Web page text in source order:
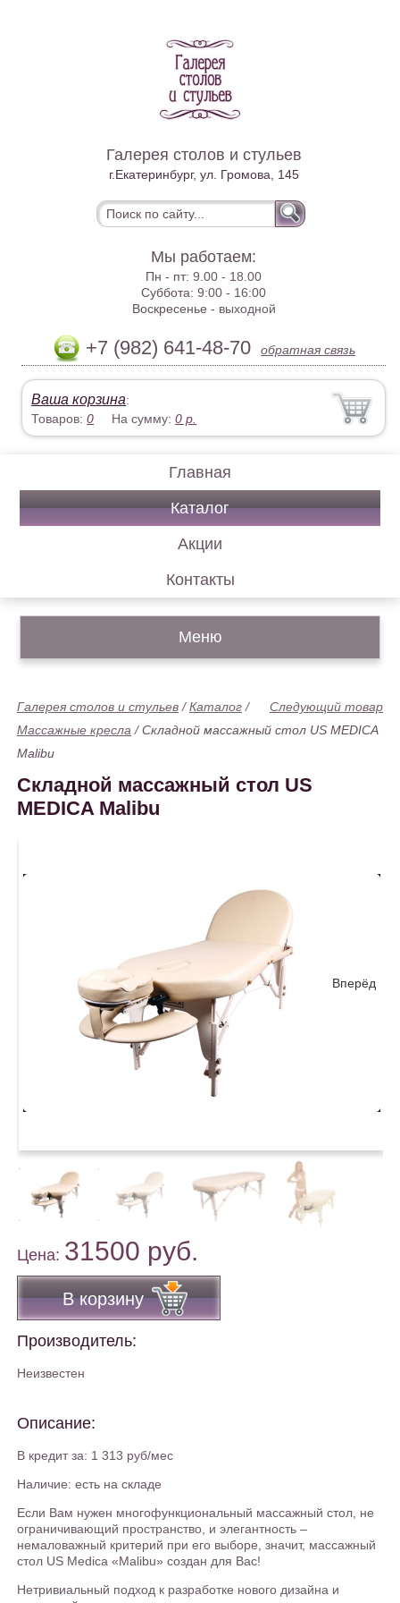
Галерея столов и стульев
г.Екатеринбург, ул. Громова, 145
Мы работаем:
Пн - пт:9.00 - 18.00
Суббота:9:00 - 16:00
Воскресенье - выходной
+7 (982) 641-48-70 обратная связь
Ваша корзина:
Товаров:0 На сумму:0 р.
Главная
Каталог
Акции
Контакты
Меню
Следующий товар
Галерея столов и стульев /Каталог /
Массажные кресла /Складной массажный стол US MEDICA
Malibu
Складной массажный стол US
MEDICA Malibu
Вперёд
Цена: 31500 руб.
В корзину
Производитель:
Неизвестен
Описание:
В кредит за: 1 313 руб/мес
Наличие: есть на складе
Если Вам нужен многофункциональный массажный стол, не
ограничивающий пространство, и элегантность –
немаловажный критерий при его выборе, значит, массажный
стол US Medica «Malibu» создан для Вас!
Нетривиальный подход к разработке нового дизайна и